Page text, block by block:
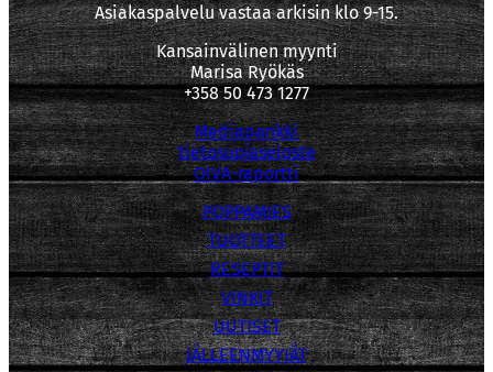
Asiakaspalvelu vastaa arkisin klo 9-15.
Kansainvälinen myynti
Marisa Ryökäs
+358 50 473 1277
Mediapankki
tietosuojaseloste
OIVA-raportti
POPPAMIES
TUOTTEET
RESEPTIT
VINKIT
UUTISET
JÄLLEENMYYJÄT